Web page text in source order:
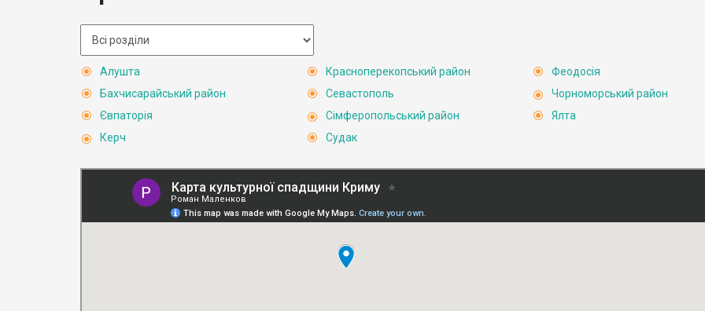
Алушта
Бахчисарайський район
Євпаторія
Керч
Красноперекопський район
Севастополь
Сімферопольський район
Судак
Феодосія
Чорноморський район
Ялта